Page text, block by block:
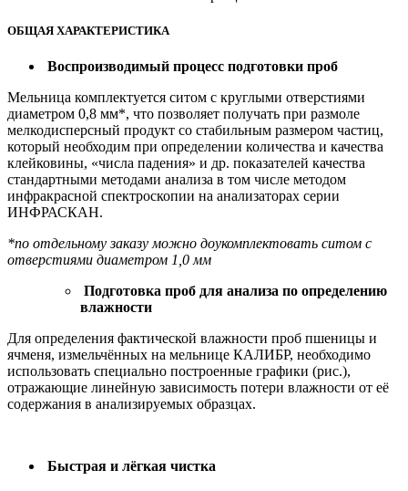
ОБЩАЯ ХАРАКТЕРИСТИКА
Воспроизводимый процесс подготовки проб
Мельница комплектуется ситом с круглыми отверстиями
диаметром 0,8 мм*, что позволяет получать при размоле
мелкодисперсный продукт со стабильным размером частиц,
который необходим при определении количества и качества
клейковины, «числа падения» и др. показателей качества
стандартными методами анализа в том числе методом
инфракрасной спектроскопии на анализаторах серии
ИНФРАСКАН.
*по отдельному заказу можно доукомплектовать ситом с
отверстиями диаметром 1,0 мм
Подготовка проб для анализа по определению
влажности
Для определения фактической влажности проб пшеницы и
ячменя, измельчённых на мельнице КАЛИБР, необходимо
использовать специально построенные графики (рис.),
отражающие линейную зависимость потери влажности от её
содержания в анализируемых образцах.
Быстрая и лёгкая чистка